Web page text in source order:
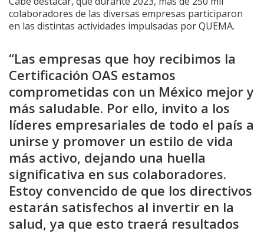
colaboradores de las diversas empresas participaron
en las distintas actividades impulsadas por QUEMA.
“Las empresas que hoy recibimos la
Certificación OAS estamos
comprometidas con un México mejor y
más saludable. Por ello, invito a los
líderes empresariales de todo el país a
unirse y promover un estilo de vida
más activo, dejando una huella
significativa en sus colaboradores.
Estoy convencido de que los directivos
estarán satisfechos al invertir en la
salud, ya que esto traerá resultados